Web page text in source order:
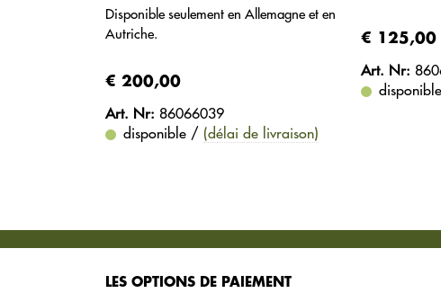
Disponible seulement en Allemagne et en
Autriche.
€ 200,00
Art. Nr: 86066039
disponible / (délai de livraison)
€ 125,00
Art. Nr:
LES OPTIONS DE PAIEMENT